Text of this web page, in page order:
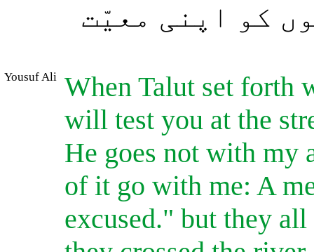
کو اپنی معیّت
Yousuf Ali When Talut set forth
will test you at the
He goes not with my
of it go with me: A
excused." but they